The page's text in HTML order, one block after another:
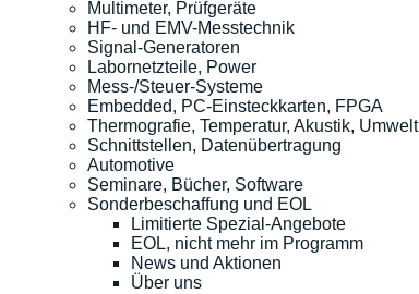
Multimeter, Prüfgeräte
HF- und EMV-Messtechnik
Signal-Generatoren
Labornetzteile, Power
Mess-/Steuer-Systeme
Embedded, PC-Einsteckkarten, FPGA
Thermografie, Temperatur, Akustik, Umwelt
Schnittstellen, Datenübertragung
Automotive
Seminare, Bücher, Software
Sonderbeschaffung und EOL
Limitierte Spezial-Angebote
EOL, nicht mehr im Programm
News und Aktionen
Über uns